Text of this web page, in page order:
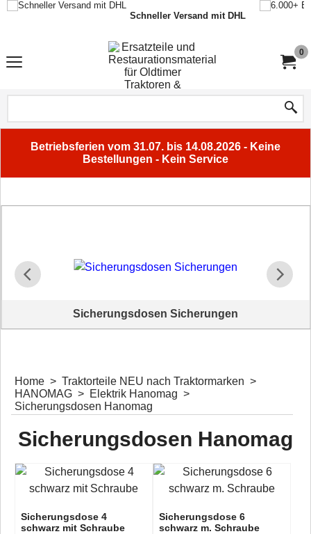
Schneller Versand mit DHL
0
Betriebsferien vom 31.07. bis 14.08.2026 - Keine
Bestellungen - Kein Service
Sicherungsdosen Sicherungen
Home > Traktorteile NEU nach Traktormarken >
HANOMAG > Elektrik Hanomag >
Sicherungsdosen Hanomag
Sicherungsdosen Hanomag
Sicherungsdose 4
schwarz mit Schraube
Sicherungsdose 6
schwarz m. Schraube